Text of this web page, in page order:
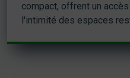
compact, offrent un
l'intimité des espaces